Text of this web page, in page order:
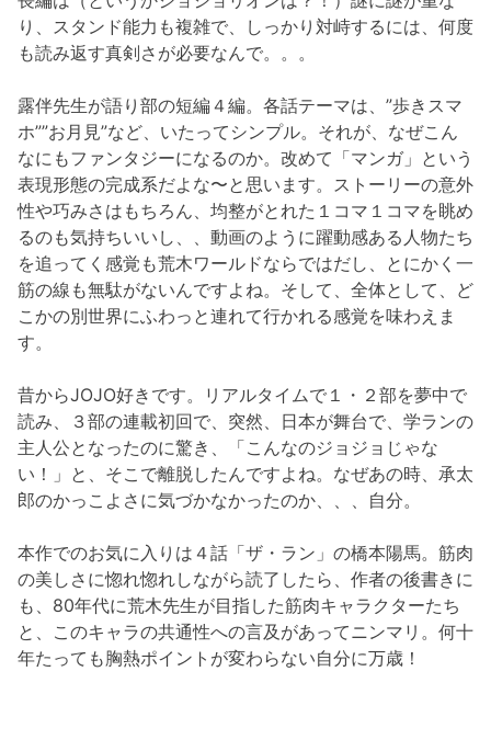
り、スタンド能力も複雑で、しっかり対峙するには、何度
も読み返す真剣さが必要なんで。。。
露伴先生が語り部の短編４編。各話テーマは、”歩きスマ
ホ””お月見”など、いたってシンプル。それが、なぜこん
なにもファンタジーになるのか。改めて「マンガ」という
表現形態の完成系だよな〜と思います。ストーリーの意外
性や巧みさはもちろん、均整がとれた１コマ１コマを眺め
るのも気持ちいいし、、動画のように躍動感ある人物たち
を追ってく感覚も荒木ワールドならではだし、とにかく一
筋の線も無駄がないんですよね。そして、全体として、ど
こかの別世界にふわっと連れて行かれる感覚を味わえま
す。
昔からJOJO好きです。リアルタイムで１・２部を夢中で
読み、３部の連載初回で、突然、日本が舞台で、学ランの
主人公となったのに驚き、「こんなのジョジョじゃな
い！」と、そこで離脱したんですよね。なぜあの時、承太
郎のかっこよさに気づかなかったのか、、、自分。
本作でのお気に入りは４話「ザ・ラン」の橋本陽馬。筋肉
の美しさに惚れ惚れしながら読了したら、作者の後書きに
も、80年代に荒木先生が目指した筋肉キャラクターたち
と、このキャラの共通性への言及があってニンマリ。何十
年たっても胸熱ポイントが変わらない自分に万歳！